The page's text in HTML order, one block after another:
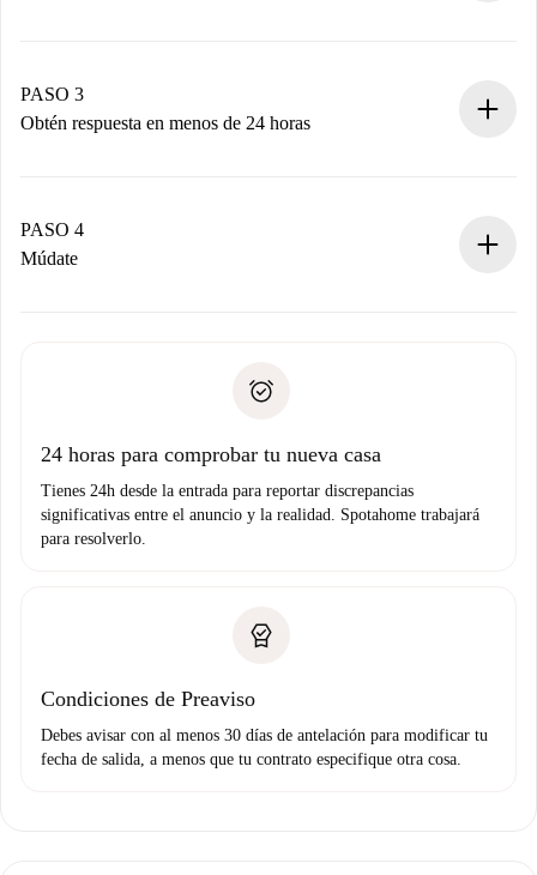
propietario acepte.
PASO 3
Obtén respuesta en menos de 24 horas
contacto con el propietario.
Si es rechazada: No te haremos ningún cargo y te
Prueba de solvencia
PASO 4
Múdate
no nos comunicas ningún problema.
24 horas para comprobar tu nueva casa
Tienes 24h desde la entrada para reportar discrepancias
significativas entre el anuncio y la realidad. Spotahome trabajará
para resolverlo.
Condiciones de Preaviso
Debes avisar con al menos 30 días de antelación para modificar tu
fecha de salida, a menos que tu contrato especifique otra cosa.